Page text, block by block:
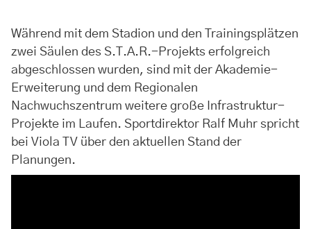
Während mit dem Stadion und den Trainingsplätzen
zwei Säulen des S.T.A.R.-Projekts erfolgreich
abgeschlossen wurden, sind mit der Akademie-
Erweiterung und dem Regionalen
Nachwuchszentrum weitere große Infrastruktur-
Projekte im Laufen. Sportdirektor Ralf Muhr spricht
bei Viola TV über den aktuellen Stand der
Planungen.